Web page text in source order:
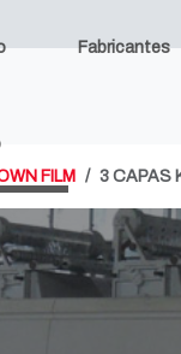
Fabricantes
FILM 3 CAPAS